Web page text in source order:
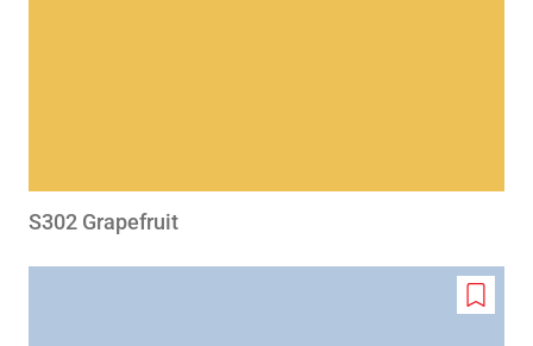
S302 Grapefruit
Add